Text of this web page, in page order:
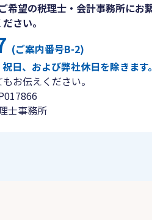
望の税理士・会計事務所にお繋
さい。
(ご案内番号B-2)
日、および弊社休日を除きます
お伝えください。
士事務所